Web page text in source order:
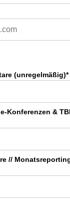
(unregelmäßig)*
Konferenzen &
//